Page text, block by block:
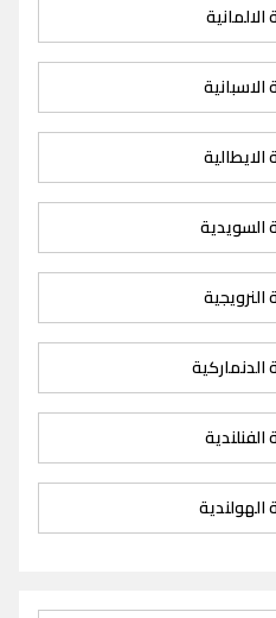
الالمانية
الاسبانية
الايطالية
السويدية
النرويجية
الدنماركية
الفنلندية
الهولندية